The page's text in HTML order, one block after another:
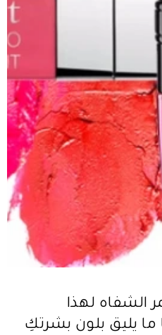
الشفاه لهذا
يليق بلون بشرتكِ